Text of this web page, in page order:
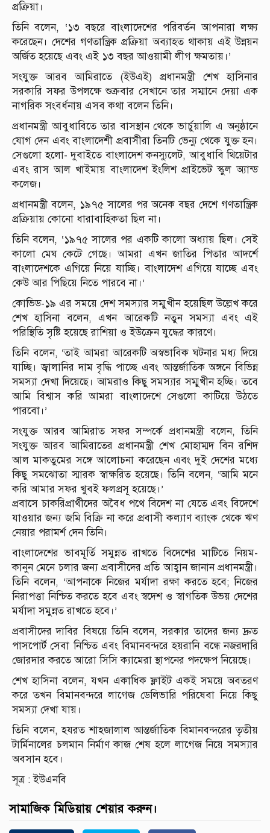
প্রক্রিয়া।
তিনি বলেন, ‘১৩ বছরে বাংলাদেশের পরিবর্তন আপনারা লক্ষ্য
করেছেন। দেশের গণতান্ত্রিক প্রক্রিয়া অব্যাহত থাকায় এই উন্নয়ন
অর্জিত হয়েছে এবং এই ১৩ বছর আওয়ামী লীগ ক্ষমতায়।’
সংযুক্ত আরব আমিরাতে (ইউএই) প্রধানমন্ত্রী শেখ হাসিনার
সরকারি সফর উপলক্ষে শুক্রবার সেখানে তার সম্মানে দেয়া এক
নাগরিক সংবর্ধনায় এসব কথা বলেন তিনি।
প্রধানমন্ত্রী আবুধাবিতে তার বাসস্থান থেকে ভার্চুয়ালি এ অনুষ্ঠানে
যোগ দেন এবং বাংলাদেশী প্রবাসীরা তিনটি ভেন্যু থেকে যুক্ত হন।
সেগুলো হলো- দুবাইতে বাংলাদেশ কনস্যুলেট, আবুধাবি থিয়েটার
এবং রাস আল খাইমায় বাংলাদেশ ইংলিশ প্রাইভেট স্কুল অ্যান্ড
কলেজ।
প্রধানমন্ত্রী বলেন, ১৯৭৫ সালের পর অনেক বছর দেশে গণতান্ত্রিক
প্রক্রিয়ায় কোনো ধারাবাহিকতা ছিল না।
তিনি বলেন, ‘১৯৭৫ সালের পর একটি কালো অধ্যায় ছিল। সেই
কালো মেঘ কেটে গেছে। আমরা এখন জাতির পিতার আদর্শে
বাংলাদেশকে এগিয়ে নিয়ে যাচ্ছি। বাংলাদেশ এগিয়ে যাচ্ছে এবং
কেউ আর পিছিয়ে নিতে পারবে না।’
কোভিড-১৯ এর সময়ে দেশ সমস্যার সম্মুখীন হয়েছিল উল্লেখ করে
শেখ হাসিনা বলেন, এখন আরেকটি নতুন সমস্যা এবং এই
পরিস্থিতি সৃষ্টি হয়েছে রাশিয়া ও ইউক্রেন যুদ্ধের কারণে।
তিনি বলেন, ‘তাই আমরা আরেকটি অস্বভাবিক ঘটনার মধ্য দিয়ে
যাচ্ছি। জ্বালানির দাম বৃদ্ধি পাচ্ছে এবং আন্তর্জাতিক অঙ্গনে বিভিন্ন
সমস্যা দেখা দিয়েছে। আমরাও কিছু সমস্যার সম্মুখীন হচ্ছি। তবে
আমি বিশ্বাস করি আমরা বাংলাদেশে সেগুলো কাটিয়ে উঠতে
পারবো।’
সংযুক্ত আরব আমিরাত সফর সম্পর্কে প্রধানমন্ত্রী বলেন, তিনি
সংযুক্ত আরব আমিরাতের প্রধানমন্ত্রী শেখ মোহাম্মদ বিন রশিদ
আল মাকতুমের সঙ্গে আলোচনা করেছেন এবং দুই দেশের মধ্যে
কিছু সমঝোতা স্মারক স্বাক্ষরিত হয়েছে। তিনি বলেন, ‘আমি মনে
করি আমার সফর খুবই ফলপ্রসূ হয়েছে।’
প্রবাসে চাকরিপ্রার্থীদের অবৈধ পথে বিদেশ না যেতে এবং বিদেশে
যাওয়ার জন্য জমি বিক্রি না করে প্রবাসী কল্যাণ ব্যাংক থেকে ঋণ
নেয়ার পরামর্শ দেন তিনি।
বাংলাদেশের ভাবমূর্তি সমুন্নত রাখতে বিদেশের মাটিতে নিয়ম-
কানুন মেনে চলার জন্য প্রবাসীদের প্রতি আহ্বান জানান প্রধানমন্ত্রী।
তিনি বলেন, ‘আপনাকে নিজের মর্যাদা রক্ষা করতে হবে; নিজের
নিরাপত্তা নিশ্চিত করতে হবে এবং স্বদেশ ও স্বাগতিক উভয় দেশের
মর্যাদা সমুন্নত রাখতে হবে।’
প্রবাসীদের দাবির বিষয়ে তিনি বলেন, সরকার তাদের জন্য দ্রুত
পাসপোর্ট সেবা নিশ্চিত এবং বিমানবন্দরে হয়রানি বন্ধে নজরদারি
জোরদার করতে আরো সিসি ক্যামেরা স্থাপনের পদক্ষেপ নিয়েছে।
শেখ হাসিনা বলেন, যখন একাধিক ফ্লাইট একই সময়ে অবতরণ
করে তখন বিমানবন্দরে লাগেজ ডেলিভারি পরিষেবা নিয়ে কিছু
সমস্যা দেখা যায়।
তিনি বলেন, হযরত শাহজালাল আন্তর্জাতিক বিমানবন্দরের তৃতীয়
টার্মিনালের চলমান নির্মাণ কাজ শেষ হলে লাগেজ নিয়ে সমস্যার
অবসান হবে।
সূত্র : ইউএনবি
সামাজিক মিডিয়ায় শেয়ার করুন।